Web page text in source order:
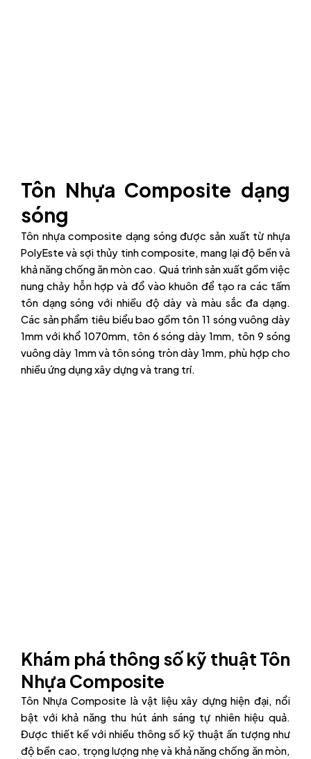
Tôn Nhựa Composite dạng
sóng
Tôn nhựa composite dạng sóng được sản xuất từ nhựa
PolyEste và sợi thủy tinh composite, mang lại độ bền và
khả năng chống ăn mòn cao. Quá trình sản xuất gồm việc
nung chảy hỗn hợp và đổ vào khuôn để tạo ra các tấm
tôn dạng sóng với nhiều độ dày và màu sắc đa dạng.
Các sản phẩm tiêu biểu bao gồm tôn 11 sóng vuông dày
1mm với khổ 1070mm, tôn 6 sóng dày 1mm, tôn 9 sóng
vuông dày 1mm và tôn sóng tròn dày 1mm, phù hợp cho
nhiều ứng dụng xây dựng và trang trí.
Khám phá thông số kỹ thuật Tôn
Nhựa Composite
Tôn Nhựa Composite là vật liệu xây dựng hiện đại, nổi
bật với khả năng thu hút ánh sáng tự nhiên hiệu quả.
Được thiết kế với nhiều thông số kỹ thuật ấn tượng như
độ bền cao, trọng lượng nhẹ và khả năng chống ăn mòn,